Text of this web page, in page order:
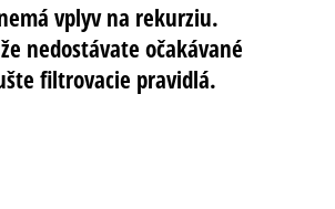
vplyv na rekurziu.
nedostávate očakávané
filtrovacie pravidlá.